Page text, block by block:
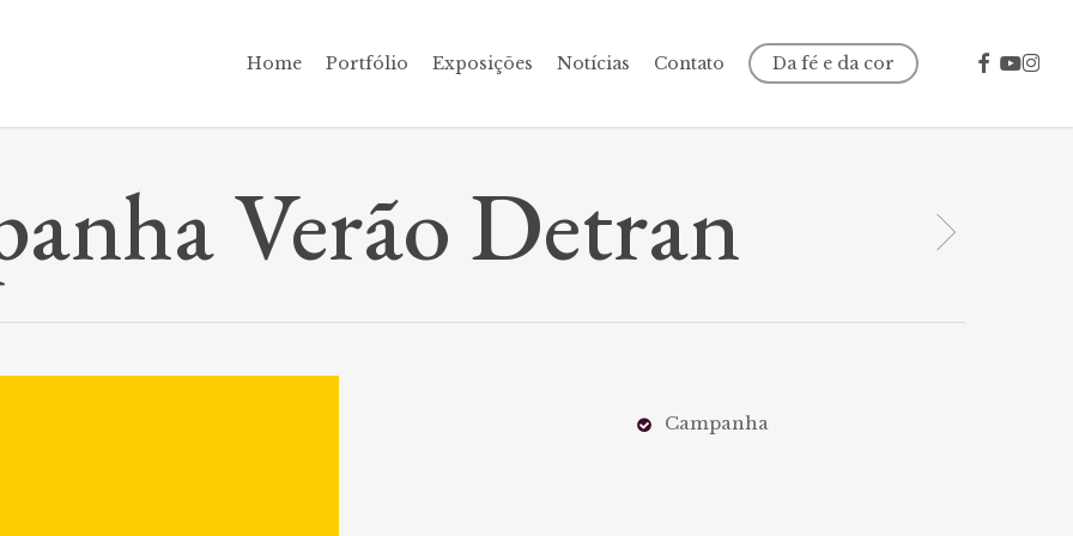
Home Portfólio Exposições Notícias Contato Da fé e da cor facebook
youtube
Verão Detran
Campanha